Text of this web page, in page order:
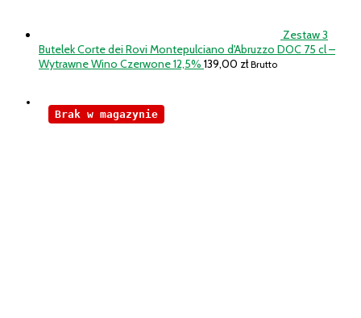
Zestaw 3
Butelek Corte dei Rovi Montepulciano d'Abruzzo DOC 75 cl –
Wytrawne Wino Czerwone 12,5% 139,00 zł Brutto
Brak w magazynie